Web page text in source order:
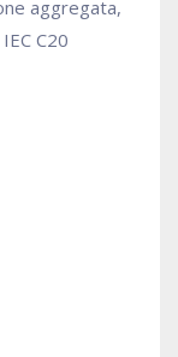
aggregata,
C20